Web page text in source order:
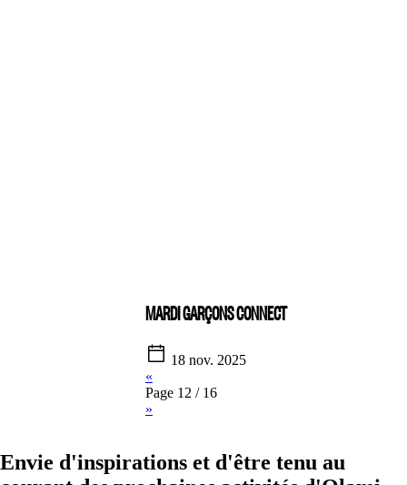
MARDI GARÇONS CONNECT
18 nov. 2025
«
Page 12 / 16
»
Envie d'inspirations et d'être tenu au